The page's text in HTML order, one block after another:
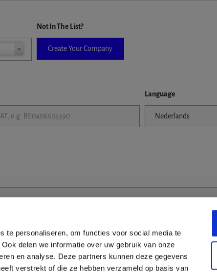
te personaliseren, om functies voor social media te
delen we informatie over uw gebruik van onze
en analyse. Deze partners kunnen deze gegevens
verstrekt of die ze hebben verzameld op basis van
Not In The List?
Create Your Company
Language